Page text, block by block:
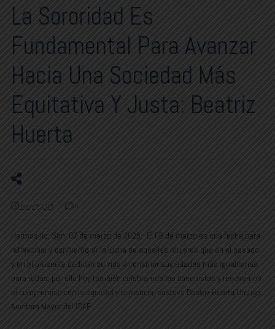
La Sororidad Es
Fundamental Para Avanzar
Hacia Una Sociedad Más
Equitativa Y Justa: Beatriz
Huerta
marzo 7, 2025 0
Hermosillo, Son; 07 de marzo de 2025.- El 08 de marzo es una fecha para
reflexionar y conmemorar la lucha de aquellas mujeres que en el pasado
y en el presente dedican su vida a construir sociedades más igualitarias
para todas, por ello hoy también celebramos las conquistas y renovamos
el compromiso con la equidad y la justicia, sostuvo Beatriz Huerta Urquijo,
Auditora Mayor del ISAF.